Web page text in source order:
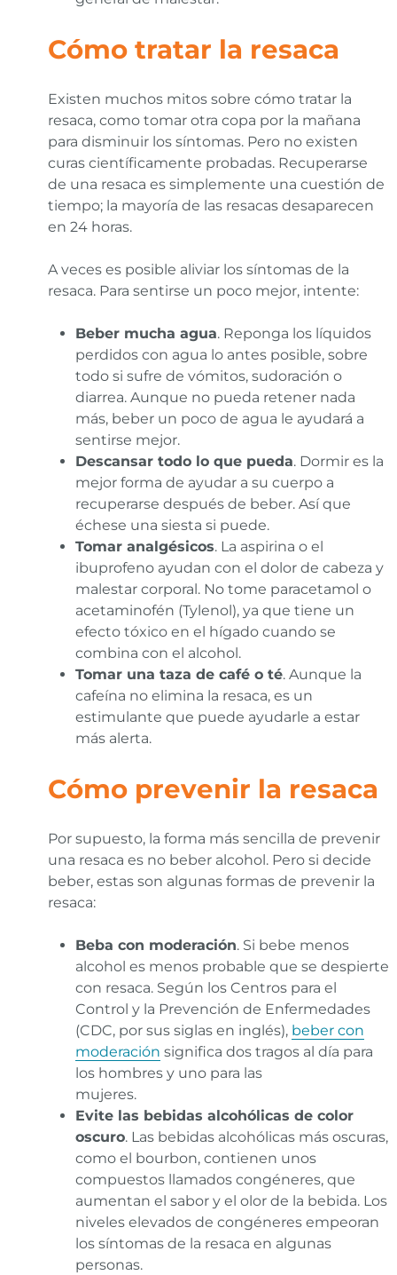
Cómo tratar la resaca
Existen muchos mitos sobre cómo tratar la
resaca, como tomar otra copa por la mañana
para disminuir los síntomas. Pero no existen
curas científicamente probadas. Recuperarse
de una resaca es simplemente una cuestión de
tiempo; la mayoría de las resacas desaparecen
en 24 horas.
A veces es posible aliviar los síntomas de la
resaca. Para sentirse un poco mejor, intente:
Beber mucha agua. Reponga los líquidos
perdidos con agua lo antes posible, sobre
todo si sufre de vómitos, sudoración o
diarrea. Aunque no pueda retener nada
más, beber un poco de agua le ayudará a
sentirse mejor.
Descansar todo lo que pueda. Dormir es la
mejor forma de ayudar a su cuerpo a
recuperarse después de beber. Así que
échese una siesta si puede.
Tomar analgésicos. La aspirina o el
ibuprofeno ayudan con el dolor de cabeza y
malestar corporal. No tome paracetamol o
acetaminofén (Tylenol), ya que tiene un
efecto tóxico en el hígado cuando se
combina con el alcohol.
Tomar una taza de café o té. Aunque la
cafeína no elimina la resaca, es un
estimulante que puede ayudarle a estar
más alerta.
Cómo prevenir la resaca
Por supuesto, la forma más sencilla de prevenir
una resaca es no beber alcohol. Pero si decide
beber, estas son algunas formas de prevenir la
resaca:
Beba con moderación. Si bebe menos
alcohol es menos probable que se despierte
con resaca. Según los Centros para el
Control y la Prevención de Enfermedades
(CDC, por sus siglas en inglés), beber con
moderación significa dos tragos al día para
los hombres y uno para las
mujeres.
Evite las bebidas alcohólicas de color
oscuro. Las bebidas alcohólicas más oscuras,
como el bourbon, contienen unos
compuestos llamados congéneres, que
aumentan el sabor y el olor de la bebida. Los
niveles elevados de congéneres empeoran
los síntomas de la resaca en algunas
personas.